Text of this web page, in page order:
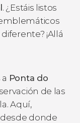
. ¿Estáis listos
¡Allá
Ponta do
de las
Aquí,
donde